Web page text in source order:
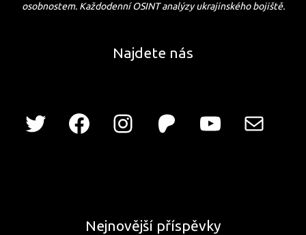
osobnostem. Každodenní OSINT analýzy ukrajinského bojiště.
Najdete nás
Nejnovější příspěvky